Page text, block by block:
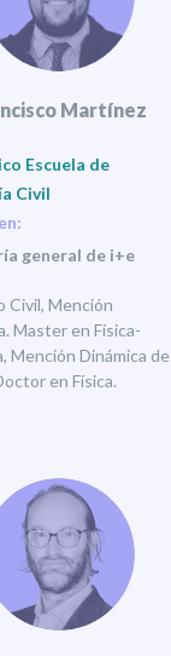
Martínez
Escuela de
Civil
general de i+e
Civil, Mención
Master en Física-
Mención Dinámica de
en Física.